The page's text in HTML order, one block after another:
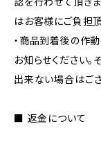
はお客様にご負担
・商品到着後の作
お知らせください
出来ない場合はござ
■ 返金について